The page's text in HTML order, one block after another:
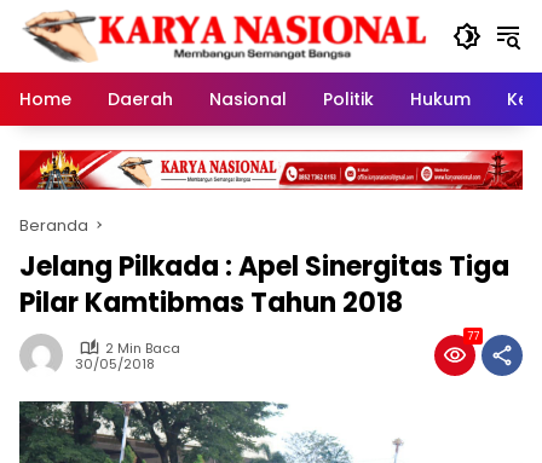
Langsung
konten
Home
Daerah Nasional Politik Hukum
Beranda
Jelang Pilkada : Apel Sinergitas Tiga
Pilar Kamtibmas Tahun 2018
2 Min Baca
30/05/2018
77